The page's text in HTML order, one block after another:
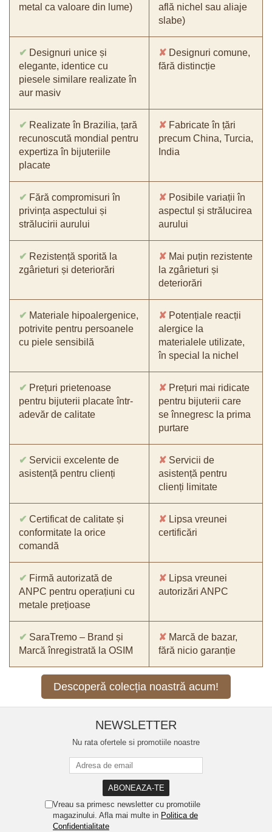
metal ca valoare din lume)
află nichel sau aliaje
slabe)
✔ Designuri unice și
elegante, identice cu
piesele similare realizate în
aur masiv
✘ Designuri comune,
fără distincție
✔ Realizate în Brazilia, țară
recunoscută mondial pentru
expertiza în bijuteriile
placate
✘ Fabricate în țări
precum China, Turcia,
India
✔ Fără compromisuri în
privința aspectului și
strălucirii aurului
✘ Posibile variații în
aspectul și strălucirea
aurului
✔ Rezistență sporită la
zgârieturi și deteriorări
✘ Mai puțin rezistente
la zgârieturi și
deteriorări
✔ Materiale hipoalergenice,
potrivite pentru persoanele
cu piele sensibilă
✘ Potențiale reacții
alergice la
materialele utilizate,
în special la nichel
✔ Prețuri prietenoase
pentru bijuterii placate într-
adevăr de calitate
✘ Prețuri mai ridicate
pentru bijuterii care
se înnegresc la prima
purtare
✔ Servicii excelente de
asistență pentru clienți
✘ Servicii de
asistență pentru
clienți limitate
✔ Certificat de calitate și
conformitate la orice
comandă
✘ Lipsa vreunei
certificări
✔ Firmă autorizată de
ANPC pentru operațiuni cu
metale prețioase
✘ Lipsa vreunei
autorizări ANPC
✔ SaraTremo – Brand și
Marcă înregistrată la OSIM
✘ Marcă de bazar,
fără nicio garanție
Descoperă colecția noastră acum!
NEWSLETTER
Nu rata ofertele si promotiile noastre
Vreau sa primesc newsletter cu promotiile
magazinului. Afla mai multe in Politica de
Confidentialitate